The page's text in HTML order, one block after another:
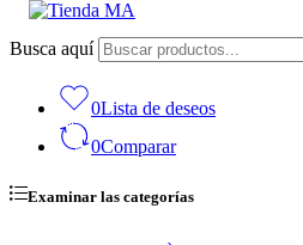
Busca aquí
0Lista de deseos
0Comparar
Examinar las categorías
Cóctel Old Fashioned Vaso de 16 onzas